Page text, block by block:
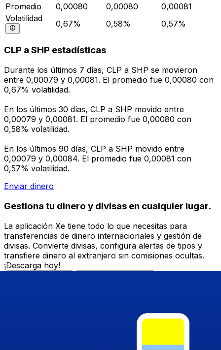
Promedio
0,00080 0,00080
0,00081
Volatilidad
0,67% 0,58% 0,57%
CLP a SHP estadísticas
Durante los últimos 7 días, CLP a SHP se movieron
entre 0,00079 y 0,00081. El promedio fue 0,00080 con
0,67% volatilidad.
En los últimos 30 días, CLP a SHP movido entre
0,00079 y 0,00081. El promedio fue 0,00080 con
0,58% volatilidad.
En los últimos 90 días, CLP a SHP movido entre
0,00079 y 0,00084. El promedio fue 0,00081 con
0,57% volatilidad.
Enviar dinero
Gestiona tu dinero y divisas en cualquier lugar.
La aplicación Xe tiene todo lo que necesitas para
transferencias de dinero internacionales y gestión de
divisas. Convierte divisas, configura alertas de tipos y
transfiere dinero al extranjero sin comisiones ocultas.
¡Descarga hoy!